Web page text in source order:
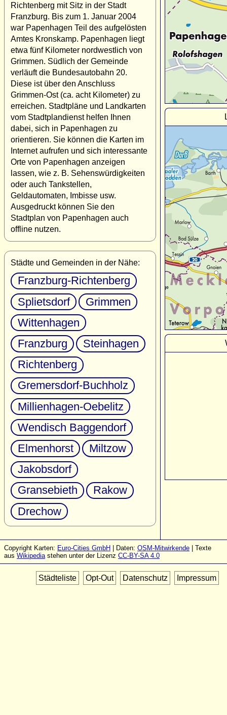
Richtenberg mit Sitz in der Stadt
Franzburg. Bis zum 1. Januar 2004
war Papenhagen Teil des aufgelösten
Amtes Kronskamp. Papenhagen liegt
etwa fünf Kilometer nordwestlich von
Grimmen. Südlich der Gemeinde
verläuft die Bundesautobahn 20.
Diese ist über den Anschluss
Grimmen-Ost (ca. acht Kilometer) zu
erreichen. Stadtpläne und Landkarten
vom Stadtplandienst helfen Ihnen
dabei, sich in Papenhagen zu
orientieren. Sie können die Karten im
Internet aufrufen und sich interessante
Orte von Papenhagen anzeigen
lassen, wie z. B. Sehenswürdigkeiten
oder auch Tankstellen,
Geldautomaten, Imbisse usw.
Ausgedruckt können Sie den
Stadtplan von Papenhagen auch
offline nutzen.
Städte und Gemeinden in der Nähe:
Franzburg-Richtenberg
Splietsdorf
Grimmen
Wittenhagen
Franzburg
Steinhagen
Richtenberg
Gremersdorf-Buchholz
Millienhagen-Oebelitz
Wendisch Baggendorf
Elmenhorst
Miltzow
Jakobsdorf
Gransebieth
Rakow
Drechow
Copyright Karten: Euro-Cities GmbH | Daten: OSM-Mitwirkende | Texte
aus Wikipediastehen unter der Lizenz CC-BY-SA 4.0
Städteliste Opt-Out Datenschutz Impressum